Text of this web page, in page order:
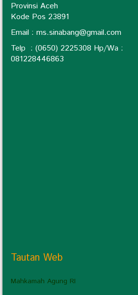
Provinsi Aceh
Kode Pos 23891
Email : ms.sinabang@gmail.com
Telp : (0650) 2225308 Hp/Wa :
081228446863
Tautan Web
Mahkamah Agung RI